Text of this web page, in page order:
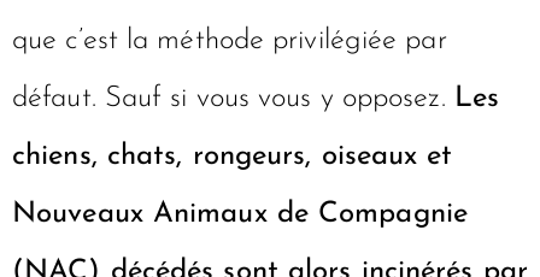
que c’est la méthode privilégiée par
défaut. Sauf si vous vous y opposez. Les
chiens, chats, rongeurs, oiseaux et
Nouveaux Animaux de Compagnie